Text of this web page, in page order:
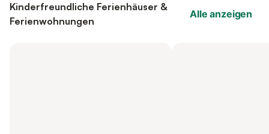
Kinderfreundliche Ferienhäuser &
Ferienwohnungen
Alle anzeigen